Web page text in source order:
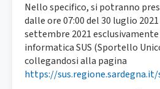
Nello specifico, si potranno
dalle ore 07:00 del 30 luglio
settembre 2021
informatica SUS (Sportello
collegandosi alla pagina
https://